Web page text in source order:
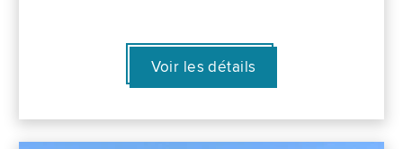
Voir les détails